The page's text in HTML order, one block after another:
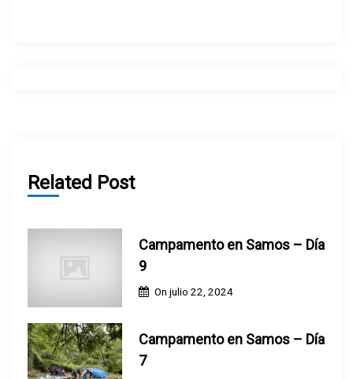
n
n
t
Related Post
Campamento en Samos – Día
9
Onjulio 22, 2024
Campamento en Samos – Día
7